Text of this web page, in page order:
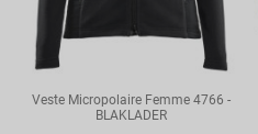
Veste Micropolaire Femme 4766 -
BLAKLADER